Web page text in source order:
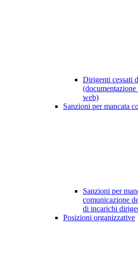
Dirigenti cessati
web)
Sanzioni per mancata
Sanzioni per
comunicazione
di incarichi
Posizioni organizzative